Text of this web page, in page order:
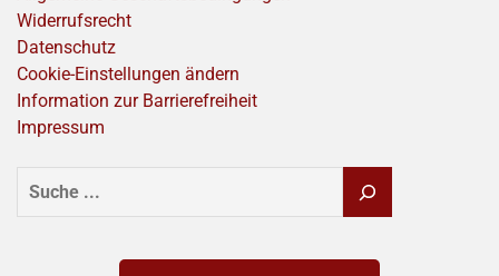
Widerrufsrecht
Datenschutz
Cookie-Einstellungen ändern
Information zur Barrierefreiheit
Impressum
SUCHEN